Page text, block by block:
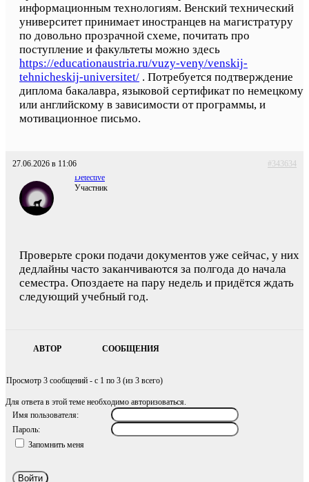
информационным технологиям. Венский технический
университет принимает иностранцев на магистратуру
по довольно прозрачной схеме, почитать про
поступление и факультеты можно здесь
https://educationaustria.ru/vuzy-veny/venskij-
tehnicheskij-universitet/ . Потребуется подтверждение
диплома бакалавра, языковой сертификат по немецкому
или английскому в зависимости от программы, и
мотивационное письмо.
27.06.2026 в 11:06
#343634
Detective
Участник
Проверьте сроки подачи документов уже сейчас, у них
дедлайны часто заканчиваются за полгода до начала
семестра. Опоздаете на пару недель и придётся ждать
следующий учебный год.
АВТОР СООБЩЕНИЯ
Просмотр 3 сообщений - с 1 по 3 (из 3 всего)
Для ответа в этой теме необходимо авторизоваться.
Имя пользователя:
Пароль:
Запомнить меня
Войти